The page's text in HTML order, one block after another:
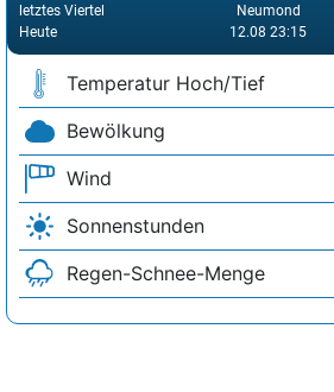
letztes Viertel
Heute
Neumond
12.08 23:15
Temperatur Hoch/Tief
Bewölkung
Wind
Sonnenstunden
Regen-Schnee-Menge